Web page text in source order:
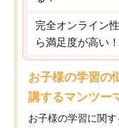
完全オンライン
ら満足度が高い！
お子様の学習の
講するマンツー
お子様の学習に関